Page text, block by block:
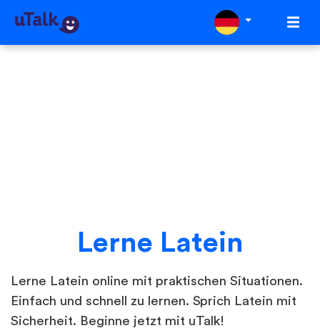
Lerne Latein
Lerne Latein online mit praktischen Situationen.
Einfach und schnell zu lernen. Sprich Latein mit
Sicherheit. Beginne jetzt mit uTalk!